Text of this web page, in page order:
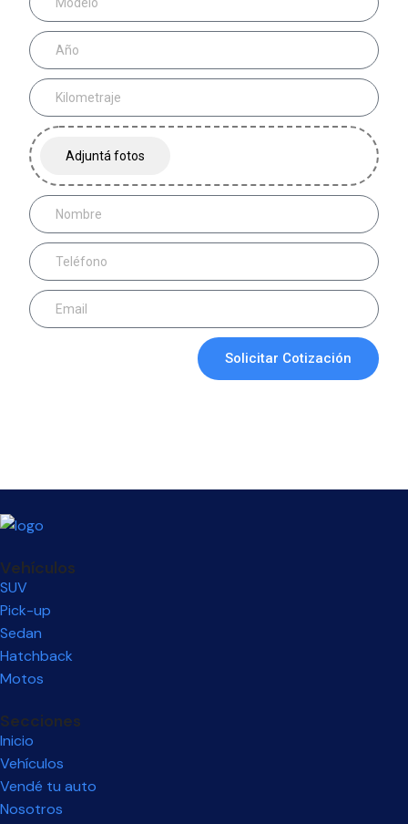
Solicitar Cotización
Vehículos
SUV
Pick-up
Sedan
Hatchback
Motos
Secciones
Inicio
Vehículos
Vendé tu auto
Nosotros